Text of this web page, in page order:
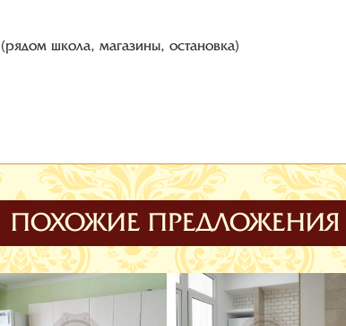
школа, магазины, остановка)
ПОХОЖИЕ ПРЕДЛОЖЕНИЯ